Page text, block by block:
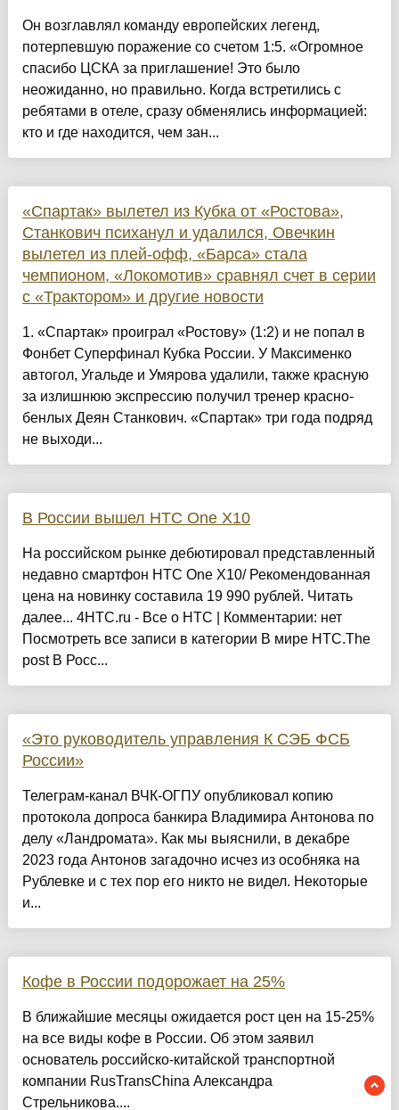
Он возглавлял команду европейских легенд,
потерпевшую поражение со счетом 1:5. «Огромное
спасибо ЦСКА за приглашение! Это было
неожиданно, но правильно. Когда встретились с
ребятами в отеле, сразу обменялись информацией:
кто и где находится, чем зан...
«Спартак» вылетел из Кубка от «Ростова»,
Станкович психанул и удалился, Овечкин
вылетел из плей-офф, «Барса» стала
чемпионом, «Локомотив» сравнял счет в серии
с «Трактором» и другие новости
1. «Спартак» проиграл «Ростову» (1:2) и не попал в
Фонбет Суперфинал Кубка России. У Максименко
автогол, Угальде и Умярова удалили, также красную
за излишнюю экспрессию получил тренер красно-
бенлых Деян Станкович. «Спартак» три года подряд
не выходи...
В России вышел HTC One X10
На российском рынке дебютировал представленный
недавно смартфон HTC One X10/ Рекомендованная
цена на новинку составила 19 990 рублей. Читать
далее... 4HTC.ru - Все о HTC | Комментарии: нет
Посмотреть все записи в категории В мире HTC.The
post В Росс...
«Это руководитель управления К СЭБ ФСБ
России»
Телеграм-канал ВЧК-ОГПУ опубликовал копию
протокола допроса банкира Владимира Антонова по
делу «Ландромата». Как мы выяснили, в декабре
2023 года Антонов загадочно исчез из особняка на
Рублевке и с тех пор его никто не видел. Некоторые
и...
Кофе в России подорожает на 25%
В ближайшие месяцы ожидается рост цен на 15-25%
на все виды кофе в России. Об этом заявил
основатель российско-китайской транспортной
компании RusTransChina Александра
Стрельникова....